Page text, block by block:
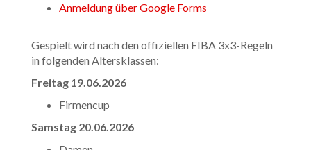
Anmeldung über Google Forms
Gespielt wird nach den offiziellen FIBA 3x3-Regeln
in folgenden Altersklassen:
Freitag 19.06.2026
Firmencup
Samstag 20.06.2026